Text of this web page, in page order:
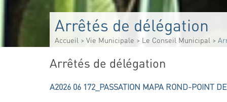
Arrêtés de délégation
Accueil > Vie Municipale > Le Conseil Municipal >
Arrêtés de délégation
A2026 06 172_PASSATION MAPA ROND-POINT